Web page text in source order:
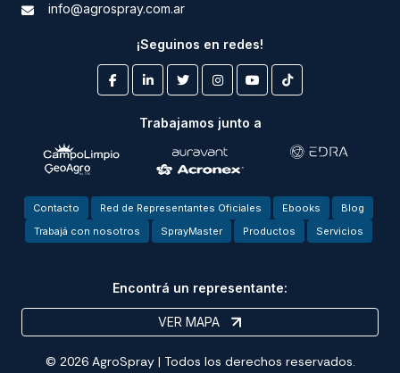
info@agrospray.com.ar
¡Seguinos en redes!
Trabajamos junto a
Contacto Red de Representantes Oficiales Ebooks
Blog
Trabajá con nosotros
SprayMaster Productos Servicios
Encontrá un representante:
VER MAPA
© 2026 AgroSpray | Todos los derechos reservados.